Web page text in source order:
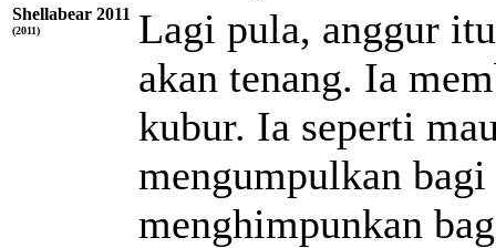
Shellabear 2011
(2011)
Lagi pula, anggur
akan tenang. Ia
kubur. Ia seperti
mengumpulkan
menghimpunkan